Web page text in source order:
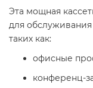
Эта мощная
для
таких как:
офисные
конференц-